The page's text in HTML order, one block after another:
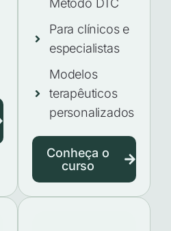
Para clínicos e
especialistas
Modelos
terapêuticos
personalizados
Conheça o
curso